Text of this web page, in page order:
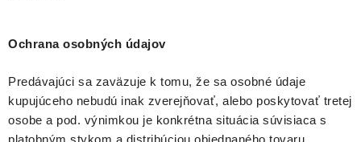
Ochrana osobných údajov
Predávajúci sa zaväzuje k tomu, že sa osobné údaje
kupujúceho nebudú inak zverejňovať, alebo poskytovať tretej
osobe a pod. výnimkou je konkrétna situácia súvisiaca s